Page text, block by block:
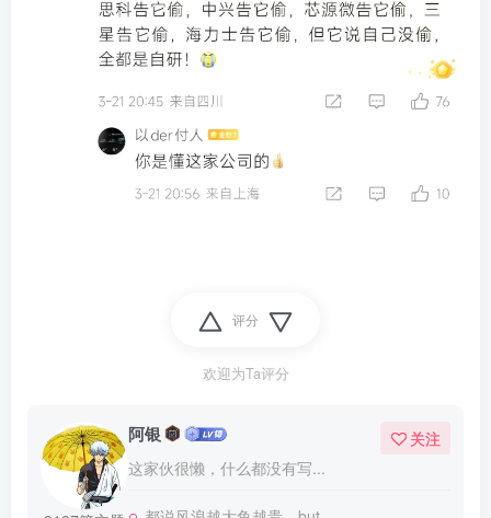
评分
欢迎为Ta评分
阿银
这家伙很懒，什么都没有写...
关注